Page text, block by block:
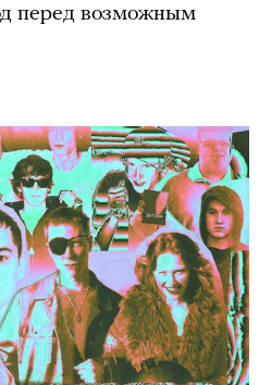
перед возможным